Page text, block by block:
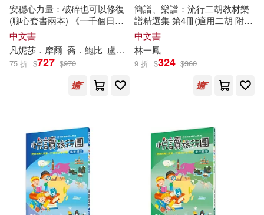
米鹿DeerDeer(3)
維克拉姆．馬爾霍特拉(3)
莊國年(3) 蔡依玲(3)
許大鵬(3)
郭鵬(3) 阿姜布拉姆(3)
尖端(7) 平裝本(7)
悅智(7) 文化藝術出版社(7)
東南大學出版社(7)
機械工業出版社(7) 野人(7)
非凡出版社(7) 馬可孛羅(7)
Moscow Conservatory Records(6)
安穩心力量：破碎也可以修復
(聊心套書兩本) 《一千個日子
與一杯茶：一個臨床心理學家
克服悲傷的故事》+《獻給心靈
的生命之書：十個富足步驟，
打開內在智慧與恆久快樂》
中文書
凡妮莎．摩爾 喬．鮑比 盧相如
75 折 $727 $970
簡譜、樂譜：流行二胡教材樂
譜精選集 第4冊(適用二胡 附伴
奏QR Code )
中文書
林一鳳
9 折 $324 $360